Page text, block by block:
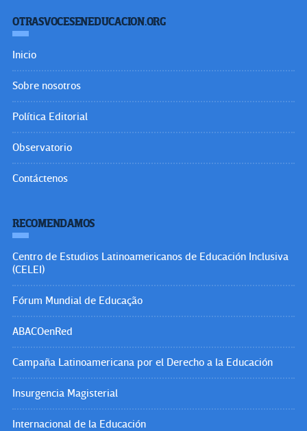
OTRASVOCESENEDUCACION.ORG
Inicio
Sobre nosotros
Política Editorial
Observatorio
Contáctenos
RECOMENDAMOS
Centro de Estudios Latinoamericanos de Educación Inclusiva
(CELEI)
Fórum Mundial de Educação
ABACOenRed
Campaña Latinoamericana por el Derecho a la Educación
Insurgencia Magisterial
Internacional de la Educación